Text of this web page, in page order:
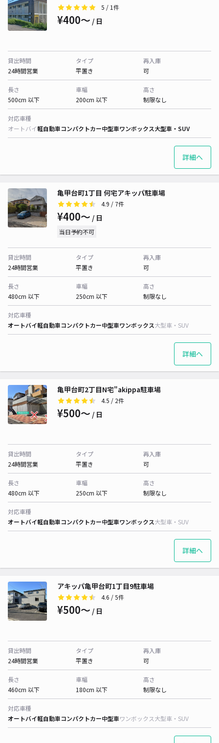
5 / 1件
¥400〜 / 日
貸出時間
24時間営業
タイプ
平置き
再入庫
可
長さ
500cm 以下
車幅
200cm 以下
高さ
制限なし
対応車種
オートバイ軽自動車コンパクトカー中型車ワンボックス大型車・SUV
詳細へ
亀甲台町1丁目 何宅アキッパ駐車場
4.9 / 7件
¥400〜 / 日
当日予約不可
貸出時間
24時間営業
タイプ
平置き
再入庫
可
長さ
480cm 以下
車幅
250cm 以下
高さ
制限なし
対応車種
オートバイ軽自動車コンパクトカー中型車ワンボックス大型車・SUV
詳細へ
亀甲台町2丁目N宅"akippa駐車場
4.5 / 2件
¥500〜 / 日
貸出時間
24時間営業
タイプ
平置き
再入庫
可
長さ
480cm 以下
車幅
250cm 以下
高さ
制限なし
対応車種
オートバイ軽自動車コンパクトカー中型車ワンボックス大型車・SUV
詳細へ
アキッパ亀甲台町1丁目9駐車場
4.6 / 5件
¥500〜 / 日
貸出時間
24時間営業
タイプ
平置き
再入庫
可
長さ
460cm 以下
車幅
180cm 以下
高さ
制限なし
対応車種
オートバイ軽自動車コンパクトカー中型車ワンボックス大型車・SUV